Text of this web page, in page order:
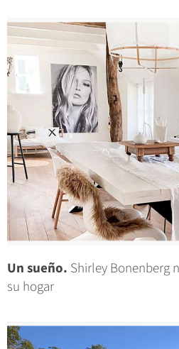
Un sueño. Shirley Bonenberg
su hogar